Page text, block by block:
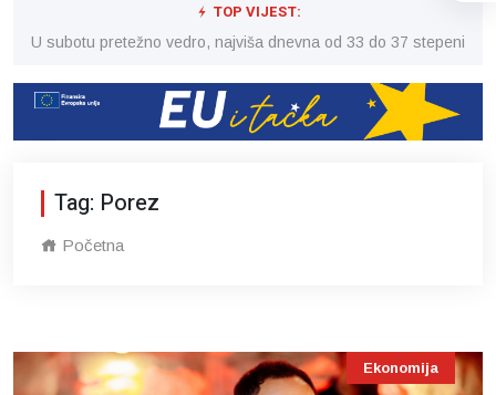
TOP VIJEST:
U subotu pretežno vedro, najviša dnevna od 33 do 37 stepeni
Tag: Porez
Početna
Ekonomija